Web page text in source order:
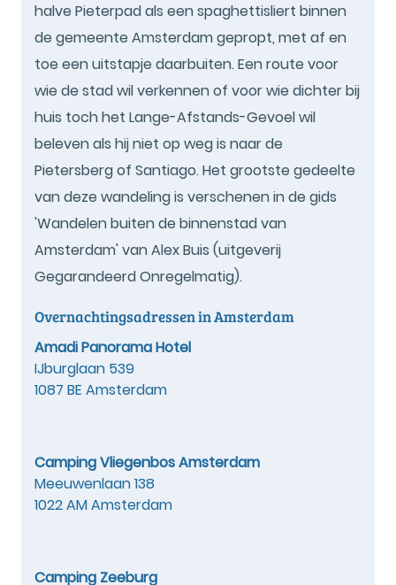
halve Pieterpad als een spaghettisliert binnen
de gemeente Amsterdam gepropt, met af en
toe een uitstapje daarbuiten. Een route voor
wie de stad wil verkennen of voor wie dichter bij
huis toch het Lange-Afstands-Gevoel wil
beleven als hij niet op weg is naar de
Pietersberg of Santiago. Het grootste gedeelte
van deze wandeling is verschenen in de gids
'Wandelen buiten de binnenstad van
Amsterdam' van Alex Buis (uitgeverij
Gegarandeerd Onregelmatig).
Overnachtingsadressen in Amsterdam
Amadi Panorama Hotel
IJburglaan 539
1087 BE Amsterdam
Camping Vliegenbos Amsterdam
Meeuwenlaan 138
1022 AM Amsterdam
Camping Zeeburg